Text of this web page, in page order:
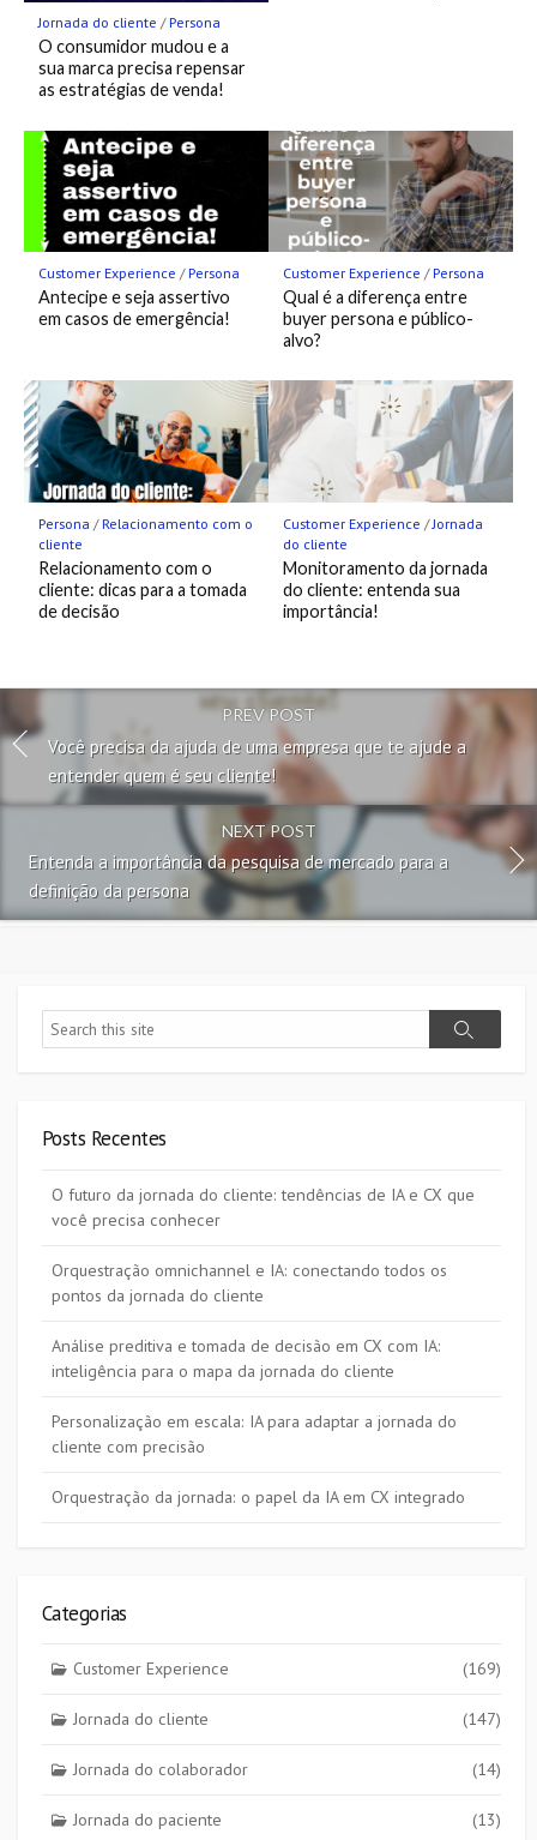
Jornada do cliente / Persona
O consumidor mudou e a
sua marca precisa repensar
as estratégias de venda!
Customer Experience / Persona
Antecipe e seja assertivo
em casos de emergência!
Customer Experience / Persona
Qual é a diferença entre
buyer persona e público-
alvo?
Persona / Relacionamento com o
cliente
Relacionamento com o
cliente: dicas para a tomada
de decisão
Customer Experience /Jornada
do cliente
Monitoramento da jornada
do cliente: entenda sua
importância!
PREV POST
Você precisa da ajuda de uma empresa que te ajude a
entender quem é seu cliente!
NEXT POST
Entenda a importância da pesquisa de mercado para a
definição da persona
Search
Search
Posts Recentes
O futuro da jornada do cliente: tendências de IA e CX que
você precisa conhecer
Orquestração omnichannel e IA: conectando todos os
pontos da jornada do cliente
Análise preditiva e tomada de decisão em CX com IA:
inteligência para o mapa da jornada do cliente
Personalização em escala: IA para adaptar a jornada do
cliente com precisão
Orquestração da jornada: o papel da IA em CX integrado
Categorias
Customer Experience (169)
Jornada do cliente (147)
Jornada do colaborador (14)
Jornada do paciente (13)